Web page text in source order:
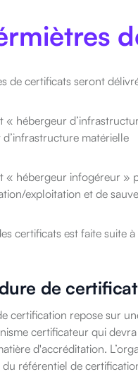
de certificats seront
« hébergeur
d’infrastructure matérielle
« hébergeur infogéreur »
exploitation et de
certificats est faite suite
de
certification repose sur
certificateur qui
d'accréditation.
du référentiel de